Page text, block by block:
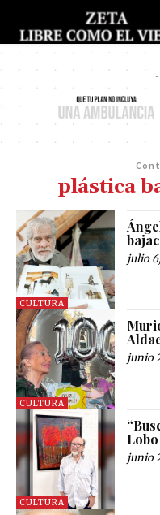
-
plástica
CULTURA
julio
CULTURA
junio
CULTURA
Lobo
junio